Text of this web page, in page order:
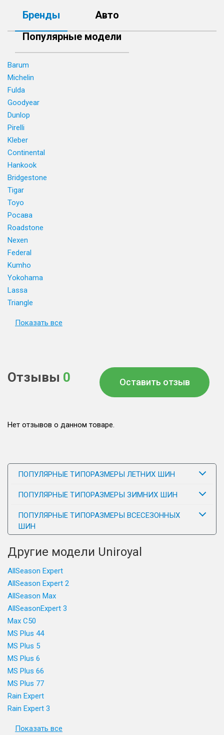
Бренды
Авто
Популярные модели
Barum
Michelin
Fulda
Goodyear
Dunlop
Pirelli
Kleber
Continental
Hankook
Bridgestone
Tigar
Toyo
Росава
Roadstone
Nexen
Federal
Kumho
Yokohama
Lassa
Triangle
Показать все
Отзывы 0 Оставить отзыв
Нет отзывов о данном товаре.
ПОПУЛЯРНЫЕ ТИПОРАЗМЕРЫ ЛЕТНИХ ШИН
ПОПУЛЯРНЫЕ ТИПОРАЗМЕРЫ ЗИМНИХ ШИН
ПОПУЛЯРНЫЕ ТИПОРАЗМЕРЫ ВСЕСЕЗОННЫХ
ШИН
Другие модели Uniroyal
AllSeason Expert
AllSeason Expert 2
AllSeason Max
AllSeasonExpert 3
Max C50
MS Plus 44
MS Plus 5
MS Plus 6
MS Plus 66
MS Plus 77
Rain Expert
Rain Expert 3
Показать все